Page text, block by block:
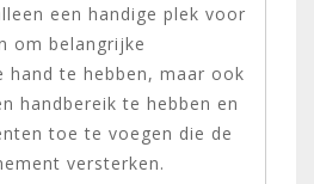
een handige plek voor
om belangrijke
hand te hebben, maar ook
handbereik te hebben en
toe te voegen die de
versterken.